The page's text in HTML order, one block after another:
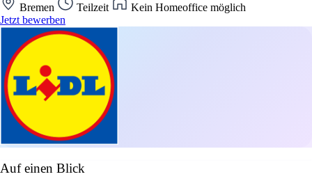
Bremen Teilzeit
Kein Homeoffice möglich
Jetzt bewerben
Auf einen Blick